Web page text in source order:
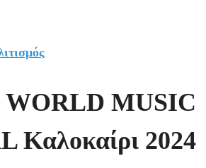
WORLD MUSIC
Καλοκαίρι 2024